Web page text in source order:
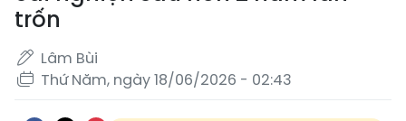
trốn
Lâm Bùi
Thứ Năm, ngày 18/06/2026 - 02:43